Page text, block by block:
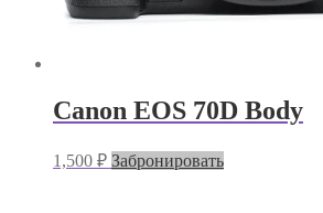
Canon EOS 70D Body
1,500 ₽ Забронировать